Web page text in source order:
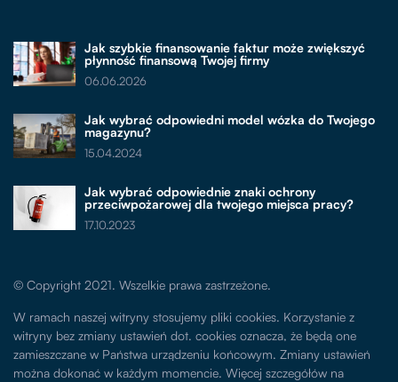
Jak szybkie finansowanie faktur może zwiększyć
płynność finansową Twojej firmy
06.06.2026
Jak wybrać odpowiedni model wózka do Twojego
magazynu?
15.04.2024
Jak wybrać odpowiednie znaki ochrony
przeciwpożarowej dla twojego miejsca pracy?
17.10.2023
© Copyright 2021. Wszelkie prawa zastrzeżone.
W ramach naszej witryny stosujemy pliki cookies. Korzystanie z
witryny bez zmiany ustawień dot. cookies oznacza, że będą one
zamieszczane w Państwa urządzeniu końcowym. Zmiany ustawień
można dokonać w każdym momencie. Więcej szczegółów na